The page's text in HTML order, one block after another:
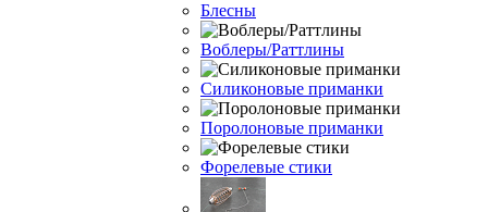
Блесны
Воблеры/Раттлины
Силиконовые приманки
Поролоновые приманки
Форелевые стики